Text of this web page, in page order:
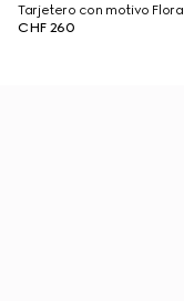
Tarjetero con motivo Flora
CHF 260